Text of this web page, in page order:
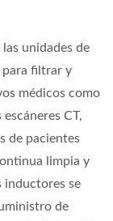
unidades de
para filtrar y
médicos como
CT,
de pacientes
limpia y
inductores se
de